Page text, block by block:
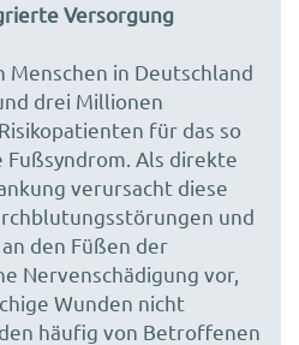
Versorgung
Menschen in Deutschland
drei Millionen
für das so
Als direkte
verursacht diese
und
den Füßen der
Nervenschädigung vor,
Wunden nicht
häufig von Betroffenen